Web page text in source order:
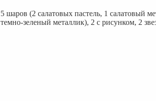
5 шаров (2 салатовых пастель, 1 салатовый
темно-зеленый металлик), 2 с рисунком, 2